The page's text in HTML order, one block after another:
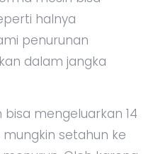
halnya
penurunan
dalam jangka
bisa mengeluarkan 14
setahun ke